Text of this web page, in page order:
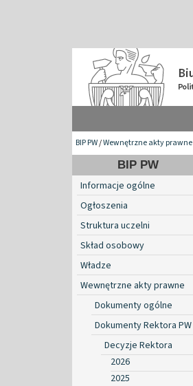
BIP PW/Wewnętrzne akty prawne
BIP PW
Informacje ogólne
Ogłoszenia
Struktura uczelni
Skład osobowy
Władze
Wewnętrzne akty prawne
Dokumenty ogólne
Dokumenty Rektora PW
Decyzje Rektora
2026
2025